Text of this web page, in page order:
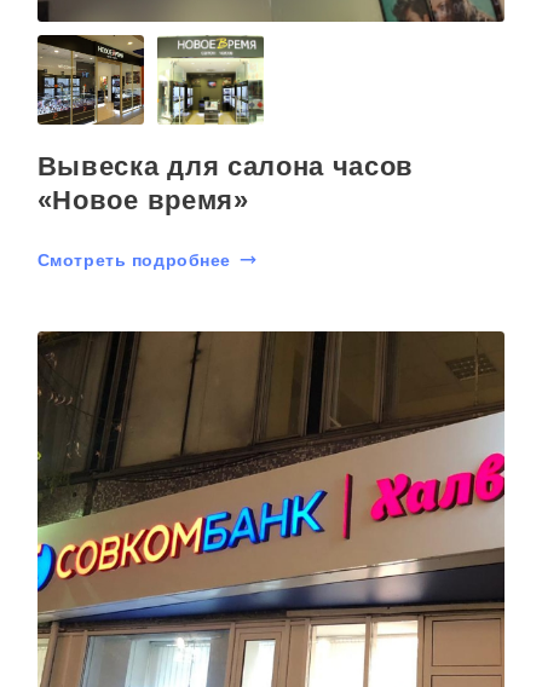
Вывеска для салона часов
«Новое время»
Смотреть подробнее